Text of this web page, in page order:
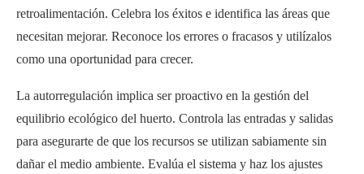
retroalimentación. Celebra los éxitos e identifica las áreas que
necesitan mejorar. Reconoce los errores o fracasos y utilízalos
como una oportunidad para crecer.
La autorregulación implica ser proactivo en la gestión del
equilibrio ecológico del huerto. Controla las entradas y salidas
para asegurarte de que los recursos se utilizan sabiamente sin
dañar el medio ambiente. Evalúa el sistema y haz los ajustes